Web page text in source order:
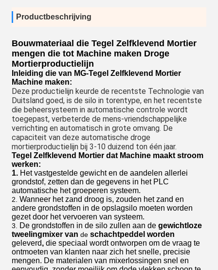
Productbeschrijving
Bouwmateriaal die Tegel Zelfklevend Mortier
mengen die tot Machine maken Droge
Mortierproductielijn
Inleiding die van MG-Tegel Zelfklevend Mortier
Machine maken:
Deze productielijn keurde de recentste Technologie van
Duitsland goed, is de silo in torentype, en het recentste
die beheersysteem in automatische controle wordt
toegepast, verbeterde de mens-vriendschappelijke
verrichting en automatisch in grote omvang. De
capaciteit van deze automatische droge
mortierproductielijn bij 3-10 duizend ton één jaar.
Tegel Zelfklevend Mortier dat Machine maakt stroom
werken:
1. Het vastgestelde gewicht en de aandelen allerlei
grondstof, zetten dan de gegevens in het PLC
automatische het groeperen systeem.
2. Wanneer het zand droog is, zouden het zand en
andere grondstoffen in de opslagsilo moeten worden
gezet door het vervoeren van systeem.
3. De grondstoffen in de silo zullen aan de gewichtloze
tweelingmixer van de schachtpeddel worden
geleverd, die speciaal wordt ontworpen om de vraag te
ontmoeten van klanten naar zich het snelle, precisie
mengen. De materialen van mixerlossingen snel en